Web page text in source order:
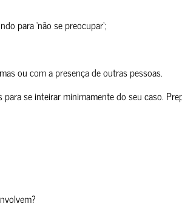
para ‘não se preocupar’;
ou com a presença de outras pessoas.
se inteirar minimamente do seu caso.